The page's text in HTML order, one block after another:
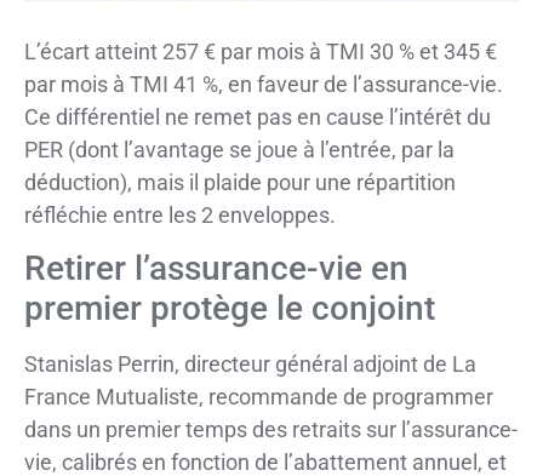
L’écart atteint 257 € par mois à TMI 30 % et 345 €
par mois à TMI 41 %, en faveur de l’assurance-vie.
Ce différentiel ne remet pas en cause l’intérêt du
PER (dont l’avantage se joue à l’entrée, par la
déduction), mais il plaide pour une répartition
réfléchie entre les 2 enveloppes.
Retirer l’assurance-vie en
premier protège le conjoint
Stanislas Perrin, directeur général adjoint de La
France Mutualiste, recommande de programmer
dans un premier temps des retraits sur l’assurance-
vie, calibrés en fonction de l’abattement annuel, et